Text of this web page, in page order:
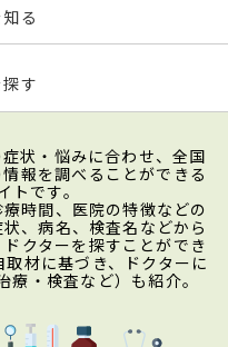
る
す
状・悩みに合わせ、全国
報を調べることができる
トです。
時間、医院の特徴などの
、病名、検査名などから
クターを探すことができ
材に基づき、ドクターに
・検査など）も紹介。